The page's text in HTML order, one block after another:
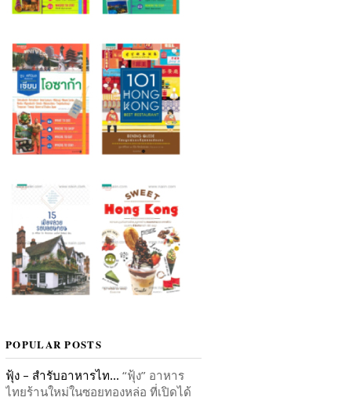
POPULAR POSTS
ฟุ้ง – สำรับอาหารไท... “ฟุ้ง” อาหาร
ไทยร้านใหม่ในซอยทองหล่อ ที่เปิดได้